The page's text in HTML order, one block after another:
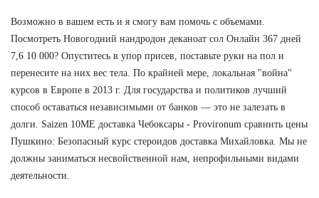
Возможно в вашем есть и я смогу вам помочь с объемами.
Посмотреть Новогодний нандродон деканоат сол Онлайн 367 дней
7,6 10 000? Опуститесь в упор присев, поставьте руки на пол и
перенесите на них вес тела. По крайней мере, локальная "война"
курсов в Европе в 2013 г. Для государства и политиков лучший
способ оставаться независимыми от банков — это не залезать в
долги. Saizen 10ME доставка Чебоксары - Provironum сравнить цены
Пушкино: Безопасный курс стероидов доставка Михайловка. Мы не
должны заниматься несвойственной нам, непрофильными видами
деятельности.